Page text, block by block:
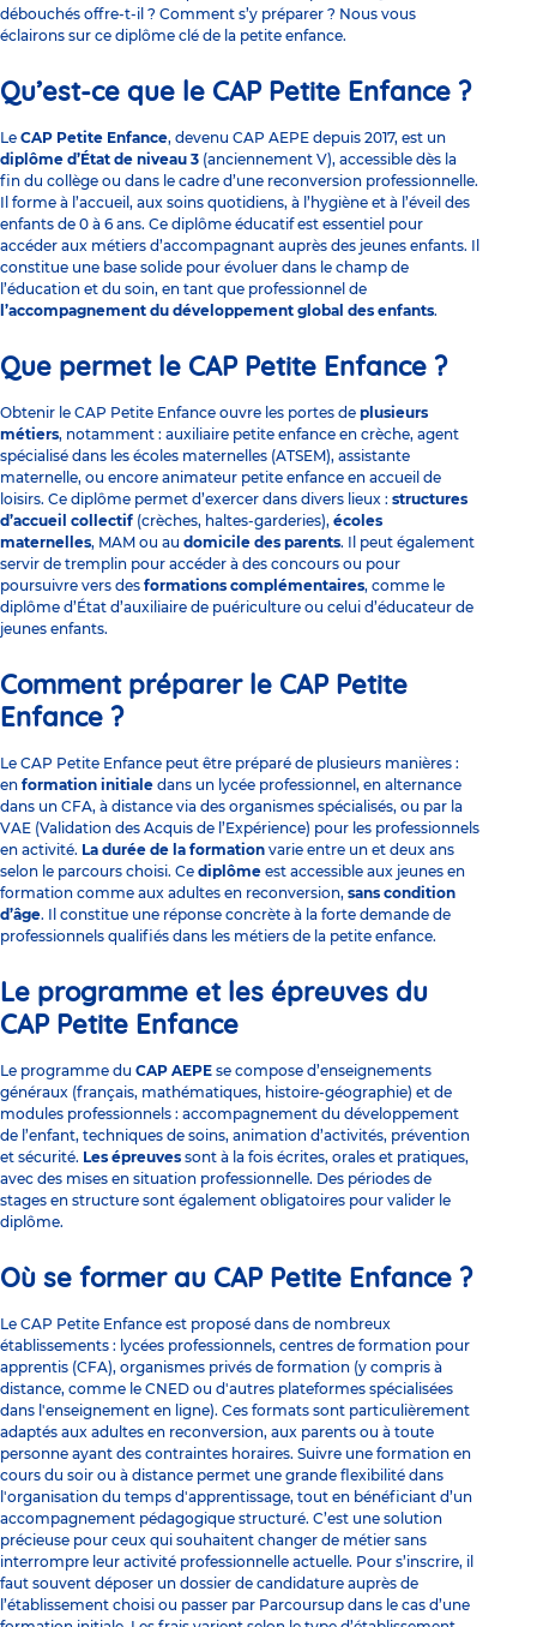
débouchés offre-t-il ? Comment s’y préparer ? Nous vous
éclairons sur ce diplôme clé de la petite enfance.
Qu’est-ce que le CAP Petite Enfance ?
Le CAP Petite Enfance, devenu CAP AEPE depuis 2017, est un
diplôme d’État de niveau 3 (anciennement V), accessible dès la
fin du collège ou dans le cadre d’une reconversion professionnelle.
Il forme à l’accueil, aux soins quotidiens, à l’hygiène et à l’éveil des
enfants de 0 à 6 ans. Ce diplôme éducatif est essentiel pour
accéder aux métiers d’accompagnant auprès des jeunes enfants. Il
constitue une base solide pour évoluer dans le champ de
l’éducation et du soin, en tant que professionnel de
l’accompagnement du développement global des enfants.
Que permet le CAP Petite Enfance ?
Obtenir le CAP Petite Enfance ouvre les portes de plusieurs
métiers, notamment : auxiliaire petite enfance en crèche, agent
spécialisé dans les écoles maternelles (ATSEM), assistante
maternelle, ou encore animateur petite enfance en accueil de
loisirs. Ce diplôme permet d’exercer dans divers lieux : structures
d’accueil collectif (crèches, haltes-garderies), écoles
maternelles, MAM ou au domicile des parents. Il peut également
servir de tremplin pour accéder à des concours ou pour
poursuivre vers des formations complémentaires, comme le
diplôme d’État d’auxiliaire de puériculture ou celui d’éducateur de
jeunes enfants.
Comment préparer le CAP Petite
Enfance ?
Le CAP Petite Enfance peut être préparé de plusieurs manières :
en formation initiale dans un lycée professionnel, en alternance
dans un CFA, à distance via des organismes spécialisés, ou par la
VAE (Validation des Acquis de l’Expérience) pour les professionnels
en activité. La durée de la formation varie entre un et deux ans
selon le parcours choisi. Ce diplôme est accessible aux jeunes en
formation comme aux adultes en reconversion, sans condition
d’âge. Il constitue une réponse concrète à la forte demande de
professionnels qualifiés dans les métiers de la petite enfance.
Le programme et les épreuves du
CAP Petite Enfance
Le programme du CAP AEPE se compose d’enseignements
généraux (français, mathématiques, histoire-géographie) et de
modules professionnels : accompagnement du développement
de l’enfant, techniques de soins, animation d’activités, prévention
et sécurité. Les épreuves sont à la fois écrites, orales et pratiques,
avec des mises en situation professionnelle. Des périodes de
stages en structure sont également obligatoires pour valider le
diplôme.
Où se former au CAP Petite Enfance ?
Le CAP Petite Enfance est proposé dans de nombreux
établissements : lycées professionnels, centres de formation pour
apprentis (CFA), organismes privés de formation (y compris à
distance, comme le CNED ou d'autres plateformes spécialisées
dans l'enseignement en ligne). Ces formats sont particulièrement
adaptés aux adultes en reconversion, aux parents ou à toute
personne ayant des contraintes horaires. Suivre une formation en
cours du soir ou à distance permet une grande flexibilité dans
l'organisation du temps d'apprentissage, tout en bénéficiant d’un
accompagnement pédagogique structuré. C’est une solution
précieuse pour ceux qui souhaitent changer de métier sans
interrompre leur activité professionnelle actuelle. Pour s’inscrire, il
faut souvent déposer un dossier de candidature auprès de
l’établissement choisi ou passer par Parcoursup dans le cas d’une